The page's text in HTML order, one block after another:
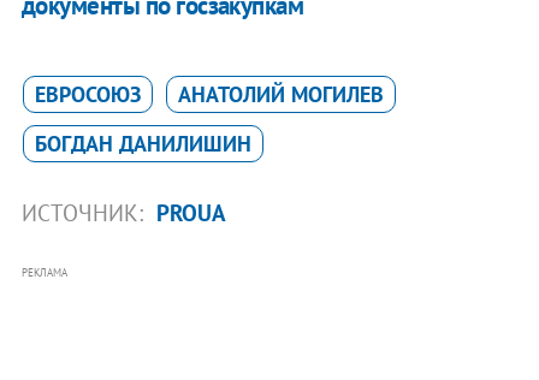
ЕВРОСОЮЗ
АНАТОЛИЙ МОГИЛЕВ
БОГДАН ДАНИЛИШИН
ИСТОЧНИК: PROUA
РЕКЛАМА